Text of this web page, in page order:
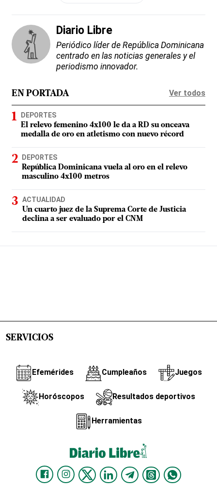
Diario Libre
Periódico líder de República Dominicana
centrado en las noticias generales y el
periodismo innovador.
EN PORTADA Ver todos
DEPORTES
El relevo femenino 4x100 le da a RD su onceava
medalla de oro en atletismo con nuevo récord
DEPORTES
República Dominicana vuela al oro en el relevo
masculino 4x100 metros
ACTUALIDAD
Un cuarto juez de la Suprema Corte de Justicia
declina a ser evaluado por el CNM
SERVICIOS
Efemérides Cumpleaños Juegos
Horóscopos Resultados deportivos
Herramientas